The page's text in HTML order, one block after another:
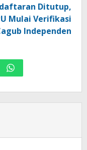
Ditutup,
Mulai Verifikasi
Independen